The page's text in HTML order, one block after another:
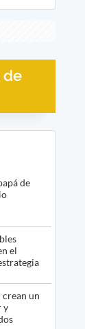
de
de
el
crean un
y